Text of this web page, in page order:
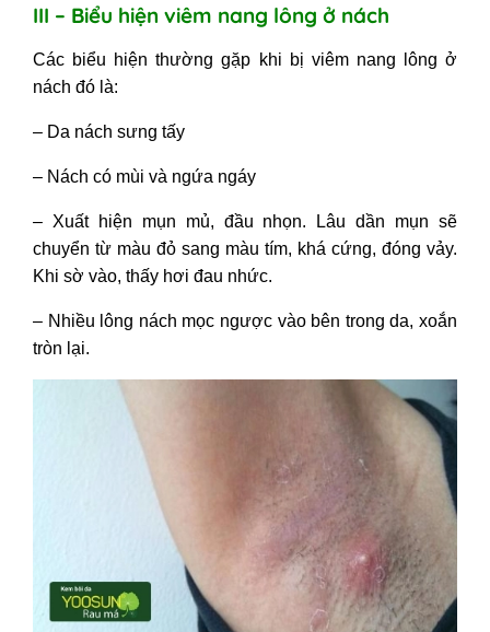
III – Biểu hiện viêm nang lông ở nách
Các biểu hiện thường gặp khi bị viêm nang lông ở
nách đó là:
– Da nách sưng tấy
– Nách có mùi và ngứa ngáy
– Xuất hiện mụn mủ, đầu nhọn. Lâu dần mụn sẽ
chuyển từ màu đỏ sang màu tím, khá cứng, đóng vảy.
Khi sờ vào, thấy hơi đau nhức.
– Nhiều lông nách mọc ngược vào bên trong da, xoắn
tròn lại.